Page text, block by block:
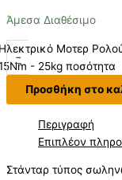
Άμεσα Διαθέσιμο
-
Μοτερ
- 25kg ποσότητα
Προσθήκη στο
Περιγραφή
Επιπλέον
Στάνταρ τύπος